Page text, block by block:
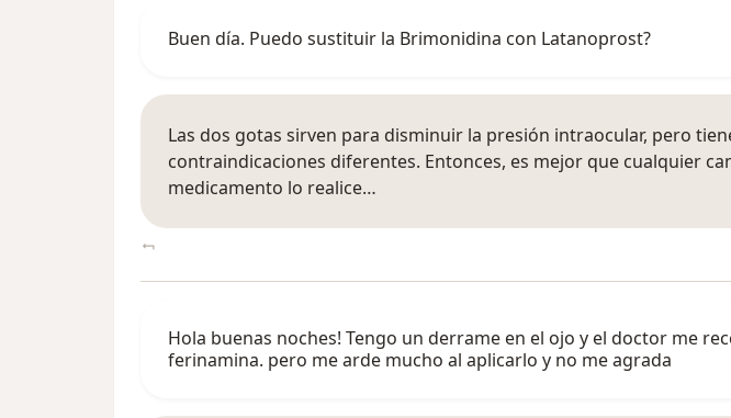
Buen día. Puedo sustituir la Brimonidina con Latanoprost?
Las dos gotas sirven para disminuir la presión intraocular, pero
contraindicaciones diferentes. Entonces, es mejor que cualquier
medicamento lo realice…
Hola buenas noches! Tengo un derrame en el ojo y el doctor me
ferinamina. pero me arde mucho al aplicarlo y no me agrada